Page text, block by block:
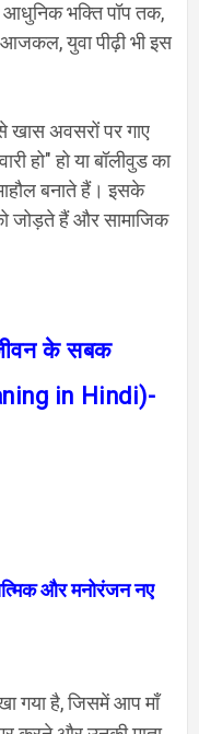
भक्ति पॉप तक,
आजकल,युवा पीढ़ी भी इस
खास अवसरों पर गाए
हो" हो या बॉलीवुड का
बनाते हैं। इसके
जोड़ते हैं और सामाजिक
के सबक
in Hindi)-
और मनोरंजन नए
गया है, जिसमें आप माँ